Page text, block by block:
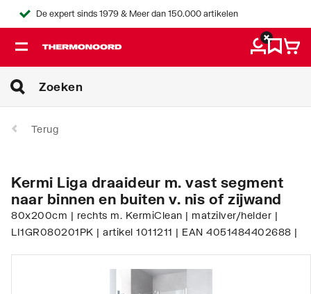
De expert sinds 1979 & Meer dan 150.000 artikelen
Terug
Kermi Liga draaideur m. vast segment
naar binnen en buiten v. nis of zijwand
80x200cm | rechts m. KermiClean | matzilver/helder |
LI1GR080201PK | artikel 1011211 | EAN 4051484402688 |